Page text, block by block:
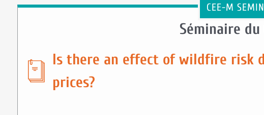
CEE-M
Séminaire du
Is there an effect of wildfire risk
prices?